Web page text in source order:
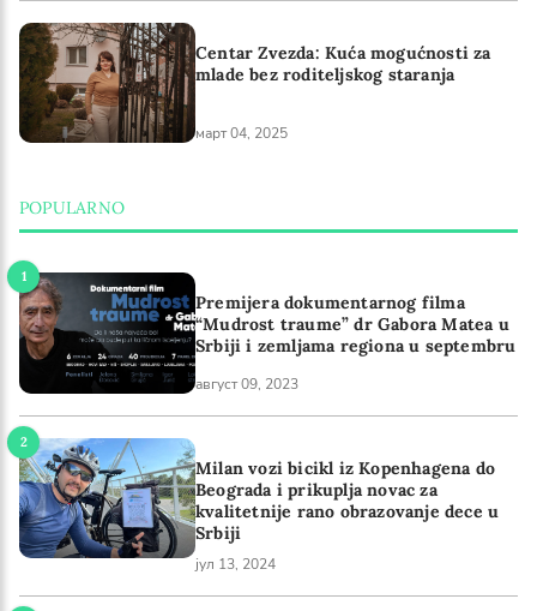
Centar Zvezda: Kuća mogućnosti za
mlade bez roditeljskog staranja
март 04, 2025
POPULARNO
Premijera dokumentarnog filma
“Mudrost traume” dr Gabora Matea u
Srbiji i zemljama regiona u septembru
август 09, 2023
Milan vozi bicikl iz Kopenhagena do
Beograda i prikuplja novac za
kvalitetnije rano obrazovanje dece u
Srbiji
јул 13, 2024